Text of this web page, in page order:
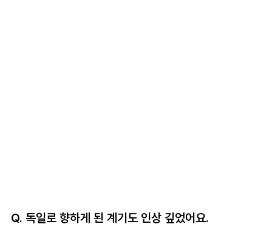
Q. 독일로 향하게 된 계기도 인상 깊었어요.